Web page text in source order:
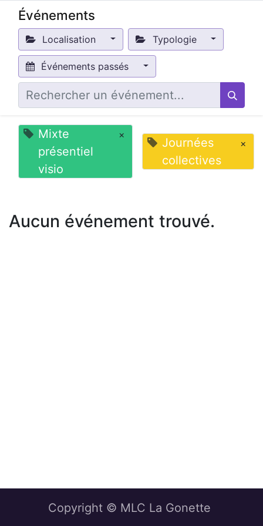
Événements
Localisation Typologie
Événements passés
Mixte
présentiel
visio
×
Journées
collectives
×
Aucun événement trouvé.
Copyright © MLC La Gonette